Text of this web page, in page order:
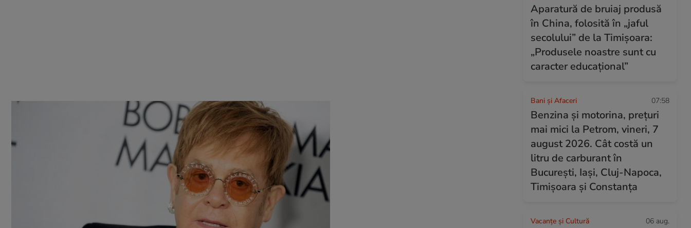
Aparatură de bruiaj produsă
în China, folosită în „jaful
secolului” de la Timișoara:
„Produsele noastre sunt cu
caracter educațional”
Bani și Afaceri 07:58
Benzina și motorina, prețuri
mai mici la Petrom, vineri, 7
august 2026. Cât costă un
litru de carburant în
București, Iași, Cluj-Napoca,
Timișoara și Constanța
Vacanțe și Cultură 06 aug.